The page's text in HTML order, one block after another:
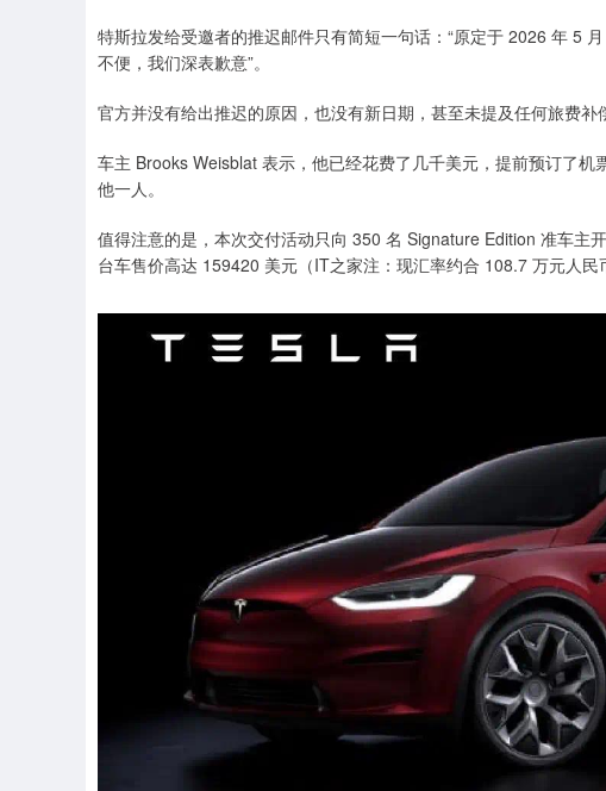
特斯拉发给受邀者的推迟邮件只有简短一句话：“原定于 2026 年 5
不便，我们深表歉意”。
官方并没有给出推迟的原因，也没有新日期，甚至未提及任何旅费补
车主 Brooks Weisblat 表示，他已经花费了几千美元，提前预订了
他一人。
值得注意的是，本次交付活动只向 350 名 Signature Edition 准车
台车售价高达 159420 美元（IT之家注：现汇率约合 108.7 万元人民